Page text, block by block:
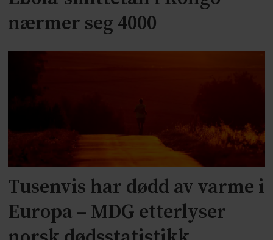
nærmer seg 4000
Tusenvis har dødd av varme i
Europa – MDG etterlyser